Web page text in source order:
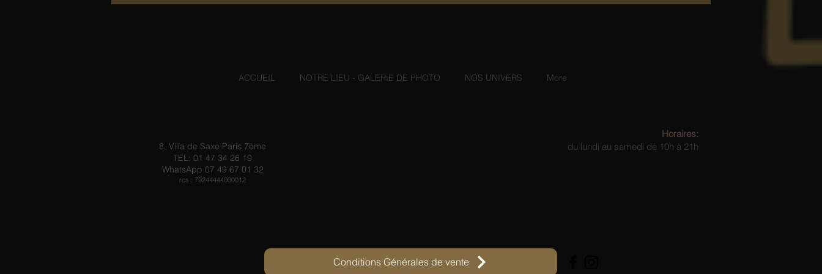
ACCUEIL NOTRE LIEU - GALERIE DE PHOTO NOS UNIVERS More
8, Villa de Saxe Paris 7ème
TEL: 01 47 34 26 19
WhatsApp 07 49 67 01 32
rcs : 79244444000012
Horaires:
du lundi au samedi de 10h à 21h
Conditions Générales de vente